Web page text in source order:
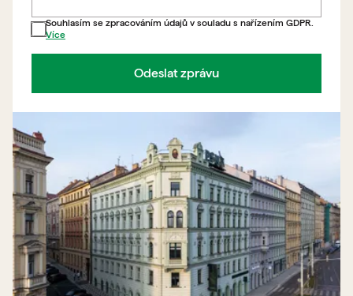
Souhlasím se zpracováním údajů v souladu s nařízením GDPR.
Více
Odeslat zprávu